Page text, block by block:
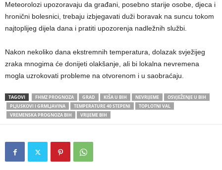
Meteorolozi upozoravaju da građani, posebno starije osobe, djeca i
hronični bolesnici, trebaju izbjegavati duži boravak na suncu tokom
najtoplijeg dijela dana i pratiti upozorenja nadležnih službi.
Nakon nekoliko dana ekstremnih temperatura, dolazak svježijeg
zraka mnogima će donijeti olakšanje, ali bi lokalna nevremena
mogla uzrokovati probleme na otvorenom i u saobraćaju.
TAGOVI FHMZ PROGNOZA GRAD KIŠA U BIH NEVRIJEME
OSVJEŽENJE U BIH
PLJUSKOVI I GRMLJAVINA
TEMPERATURE 40 STEPENI
TOPLOTNI VAL
VREMENSKA PROGNOZA BIH
VRIJEME BIH